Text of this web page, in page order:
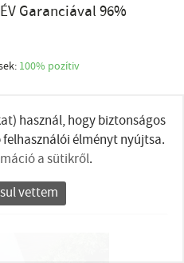
Garanciával 96%
100% pozítiv
használ, hogy biztonságos
élményt nyújtsa.
a sütikről.
vettem